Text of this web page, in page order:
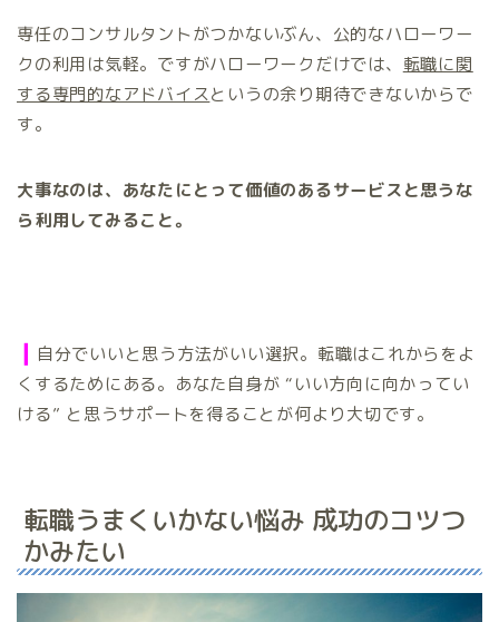
専任のコンサルタントがつかないぶん、公的なハローワー
クの利用は気軽。ですがハローワークだけでは、 転職に関
する専門的なアドバイスというの余り期待できないからで
す。
大事なのは、あなたにとって価値のあるサービスと思うな
ら利用してみること。
❙ 自分でいいと思う方法がいい選択。転職はこれからをよ
くするためにある。あなた自身が “いい方向に向かってい
ける” と思うサポートを得ることが何より大切です。
転職うまくいかない悩み 成功のコツつ
かみたい